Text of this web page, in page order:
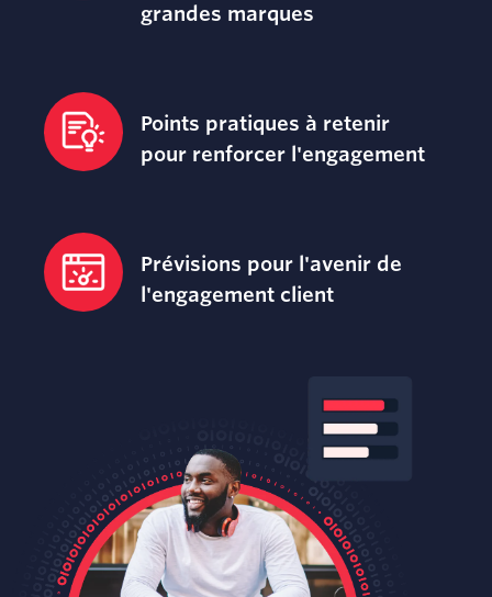
grandes marques
‌Points pratiques à retenir
pour renforcer l'engagement
Prévisions pour l'avenir de
l'engagement client